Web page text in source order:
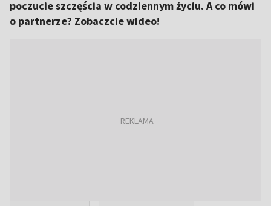
poczucie szczęścia w codziennym życiu. A co mówi
o partnerze? Zobaczcie wideo!